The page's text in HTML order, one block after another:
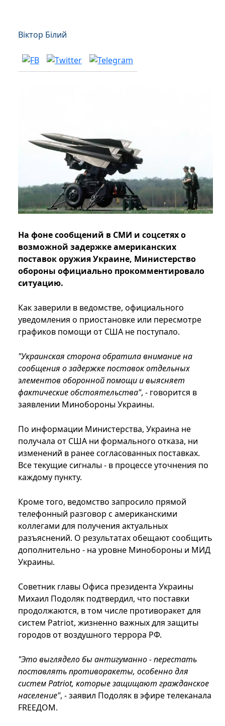
Віктор Білий
На фоне сообщений в СМИ и соцсетях о
возможной задержке американских
поставок оружия Украине, Министерство
обороны официально прокомментировало
ситуацию.
Как заверили в ведомстве, официального
уведомления о приостановке или пересмотре
графиков помощи от США не поступало.
"Украинская сторона обратила внимание на
сообщения о задержке поставок отдельных
элементов оборонной помощи и выясняет
фактические обстоятельства", - говорится в
заявлении Минобороны Украины.
По информации Министерства, Украина не
получала от США ни формального отказа, ни
изменений в ранее согласованных поставках.
Все текущие сигналы - в процессе уточнения по
каждому пункту.
Кроме того, ведомство запросило прямой
телефонный разговор с американскими
коллегами для получения актуальных
разъяснений. О результатах обещают сообщить
дополнительно - на уровне Минобороны и МИД
Украины.
Советник главы Офиса президента Украины
Михаил Подоляк подтвердил, что поставки
продолжаются, в том числе противоракет для
систем Patriot, жизненно важных для защиты
городов от воздушного террора РФ.
"Это выглядело бы антигуманно - перестать
поставлять противоракеты, особенно для
систем Patriot, которые защищают гражданское
население", - заявил Подоляк в эфире телеканала
FREEДOM.